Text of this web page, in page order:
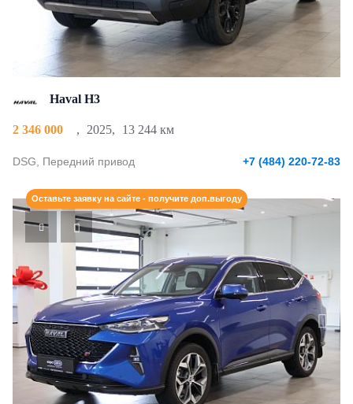
Haval H3
2 346 000 , 2025, 13 244 км
DSG, Передний привод +7 (484) 220-72-83
Оставьте заявку на сайте - получите доп.выгоду